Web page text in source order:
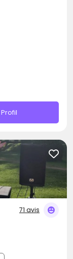
Profil
71 avis